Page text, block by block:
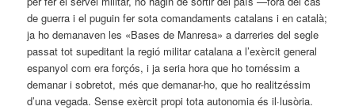
de guerra i el puguin fer sota comandaments catalans i en català;
ja ho demanaven les «Bases de Manresa» a darreries del segle
passat tot supeditant la regió militar catalana a l’exèrcit general
espanyol com era forçós, i ja seria hora que ho tornéssim a
demanar i sobretot, més que demanar-ho, que ho realitzéssim
d’una vegada. Sense exèrcit propi tota autonomia és il·lusòria.